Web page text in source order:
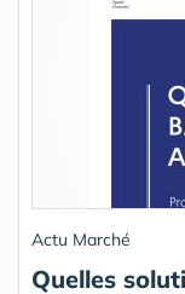
Actu Marché
Quelles